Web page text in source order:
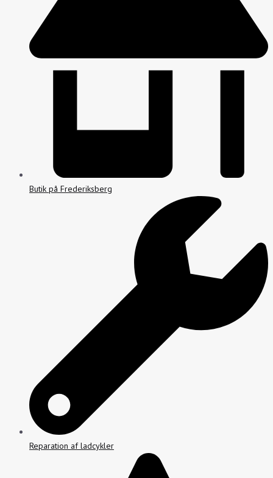
Butik på Frederiksberg
Reparation af ladcykler